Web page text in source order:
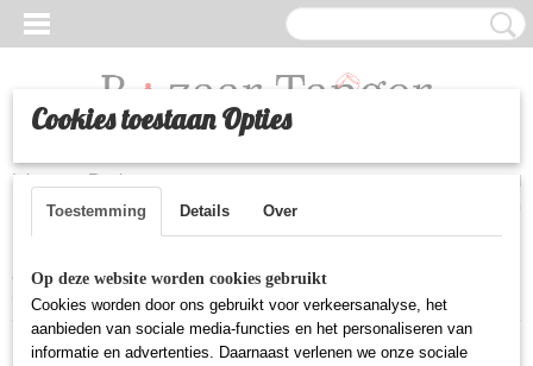
Inloggen Registreren
Home >Huishoudelijke artikelen>Marokkaanse aardewerk tajine -
6 persoons
Cookies toestaan Opties
Toestemming Details Over
Op deze website worden cookies gebruikt
Cookies worden door ons gebruikt voor verkeersanalyse, het
aanbieden van sociale media-functies en het personaliseren van
informatie en advertenties. Daarnaast verlenen we onze sociale